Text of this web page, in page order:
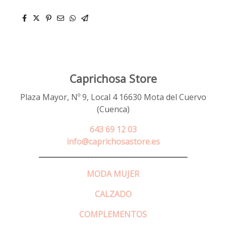
Caprichosa Store
Plaza Mayor, Nº 9, Local 4 16630 Mota del Cuervo
(Cuenca)
643 69 12 03
info@caprichosastore.es
MODA MUJER
CALZADO
COMPLEMENTOS